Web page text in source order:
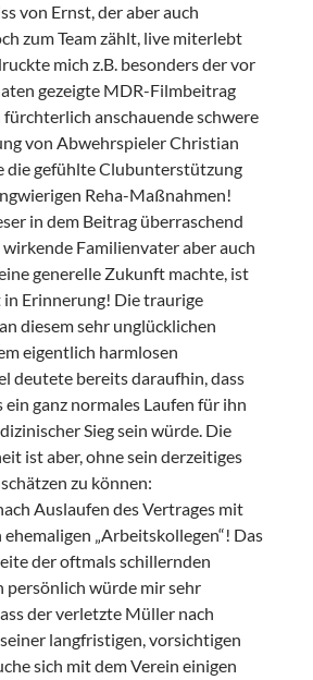
von Ernst, der aber auch
zum Team zählt, live miterlebt
mich z.B. besonders der vor
gezeigte MDR-Filmbeitrag
fürchterlich anschauende schwere
von Abwehrspieler Christian
die gefühlte Clubunterstützung
Reha-Maßnahmen!
in dem Beitrag überraschend
Familienvater aber auch
generelle Zukunft machte, ist
in Erinnerung! Die traurige
diesem sehr unglücklichen
eigentlich harmlosen
deutete bereits daraufhin, dass
ganz normales Laufen für ihn
Sieg sein würde. Die
ist aber, ohne sein derzeitiges
zu können:
Auslaufen des Vertrages mit
„Arbeitskollegen“! Das
der oftmals schillernden
persönlich würde mir sehr
der verletzte Müller nach
langfristigen, vorsichtigen
sich mit dem Verein einigen